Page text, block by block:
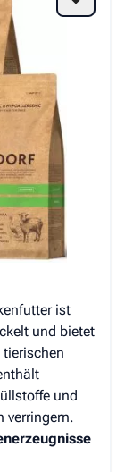
ist
und bietet
und
verringern.